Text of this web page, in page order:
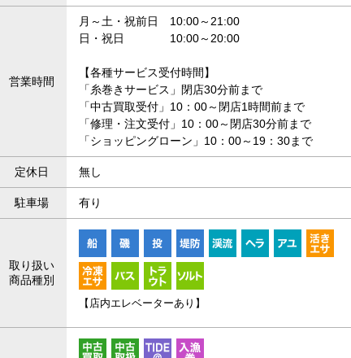
営業時間
月～土・祝前日 10:00～21:00
日・祝日 10:00～20:00
【各種サービス受付時間】
「糸巻きサービス」閉店30分前まで
「中古買取受付」10：00～閉店1時間前まで
「修理・注文受付」10：00～閉店30分前まで
「ショッピングローン」10：00～19：30まで
定休日 無し
駐車場 有り
取り扱い
商品種別
【店内エレベーターあり】